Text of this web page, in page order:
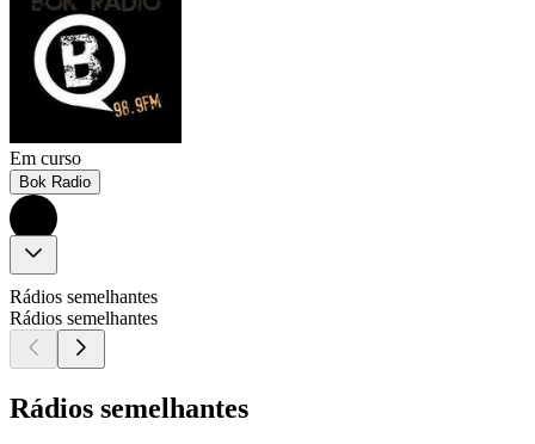
Em curso
Bok Radio
Rádios semelhantes
Rádios semelhantes
Rádios semelhantes